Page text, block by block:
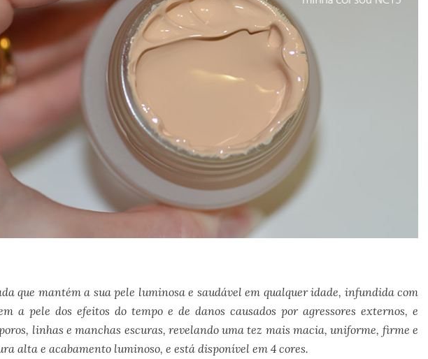
que mantém a sua pele luminosa e saudável em qualquer idade, infundida com
a pele dos efeitos do tempo e de danos causados por agressores externos, e
linhas e manchas escuras, revelando uma tez mais macia, uniforme, firme e
alta e acabamento luminoso, e está disponível em 4 cores.